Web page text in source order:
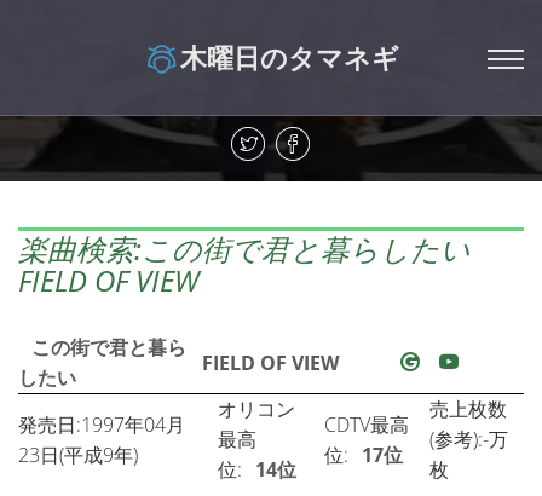
木曜日のタマネギ
楽曲検索:この街で君と暮らしたい
FIELD OF VIEW
この街で君と暮ら
したい
FIELD OF VIEW
発売日:1997年04月
23日(平成9年)
オリコン
最高
位: 14位
CDTV最高
位: 17位
売上枚数
(参考):-万
枚